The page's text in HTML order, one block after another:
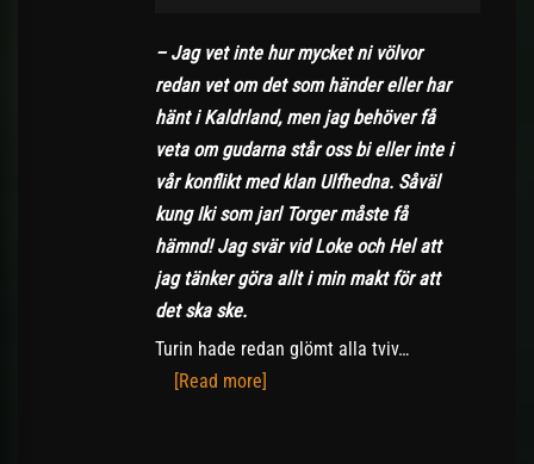
– Jag vet inte hur mycket ni völvor
redan vet om det som händer eller har
hänt i Kaldrland, men jag behöver få
veta om gudarna står oss bi eller inte i
vår konflikt med klan Ulfhedna. Såväl
kung Iki som jarl Torger måste få
hämnd! Jag svär vid Loke och Hel att
jag tänker göra allt i min makt för att
det ska ske.
Turin hade redan glömt alla tviv…
[Read more]